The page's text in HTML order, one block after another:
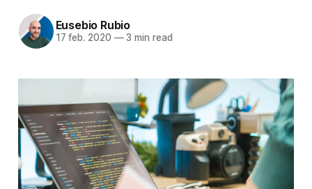
Eusebio Rubio
17 feb. 2020 —3 min read